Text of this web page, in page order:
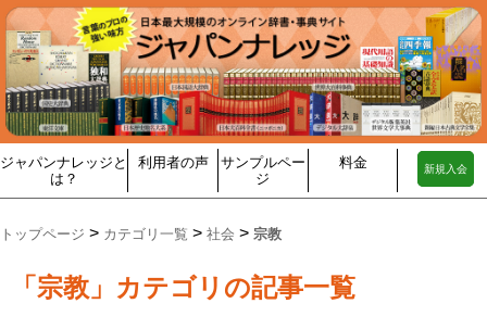
ジャパンナレッジと
は？
利用者の声
サンプルペー
ジ
料金 新規入会
トップページ > カテゴリ一覧 > 社会 > 宗教
「宗教」カテゴリの記事一覧